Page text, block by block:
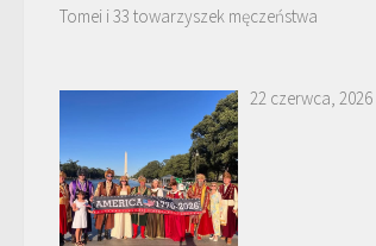
Tomei i 33 towarzyszek męczeństwa
22 czerwca, 2026